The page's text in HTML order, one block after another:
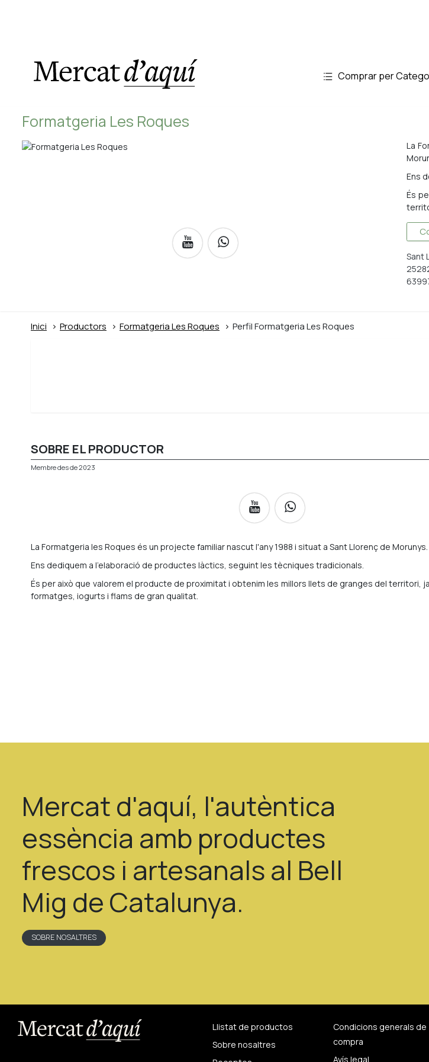
Comprar per
Formatgeria Les Roques
La
Ens
És
Sant
Inici Productors Formatgeria Les Roques Perfil Formatgeria Les Roques
SOBRE EL PRODUCTOR
Membre des de 2023
La Formatgeria les Roques és un projecte familiar nascut l'any 1988 i situat a Sant Llorenç de Morunys.
Ens dediquem a l'elaboració de productes làctics, seguint les tècniques tradicionals.
És per això que valorem el producte de proximitat i obtenim les millors llets de granges del territori,
formatges, iogurts i flams de gran qualitat.
Mercat d'aquí, l'autèntica
essència amb productes
frescos i artesanals al Bell
Mig de Catalunya.
SOBRE NOSALTRES
Llistat de productos
Sobre nosaltres
Condicions generals de
compra
Avís legal